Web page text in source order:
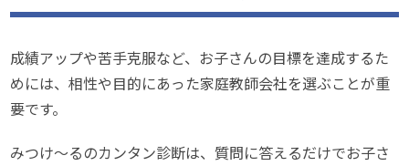
成績アップや苦手克服など、お子さんの目標を達成するた
めには、相性や目的にあった家庭教師会社を選ぶことが重
要です。
みつけ～るのカンタン診断は、質問に答えるだけでお子さ